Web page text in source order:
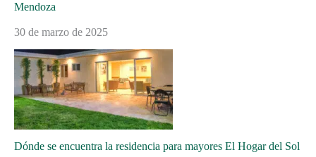
Mendoza
30 de marzo de 2025
Dónde se encuentra la residencia para mayores El Hogar del Sol